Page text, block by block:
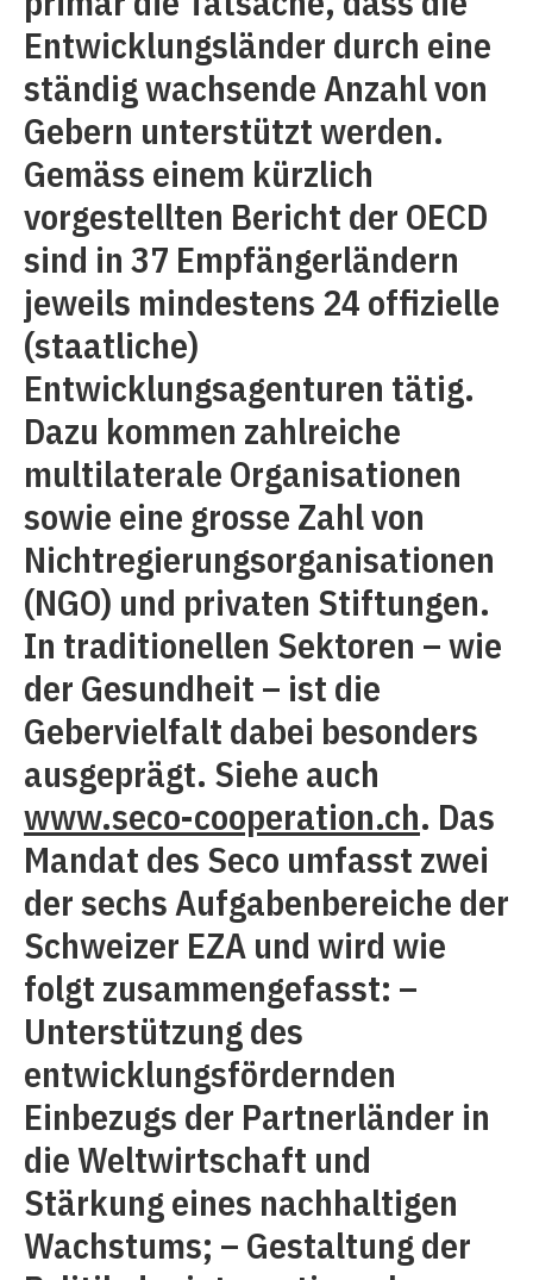
Entwicklungsländer durch eine
ständig wachsende Anzahl von
Gebern unterstützt werden.
Gemäss einem kürzlich
vorgestellten Bericht der OECD
sind in 37 Empfängerländern
jeweils mindestens 24 offizielle
(staatliche)
Entwicklungsagenturen tätig.
Dazu kommen zahlreiche
multilaterale Organisationen
sowie eine grosse Zahl von
Nichtregierungsorganisationen
(NGO) und privaten Stiftungen.
In traditionellen Sektoren – wie
der Gesundheit – ist die
Gebervielfalt dabei besonders
ausgeprägt. Siehe auch
www.seco-cooperation.ch. Das
Mandat des Seco umfasst zwei
der sechs Aufgabenbereiche der
Schweizer EZA und wird wie
folgt zusammengefasst: –
Unterstützung des
entwicklungsfördernden
Einbezugs der Partnerländer in
die Weltwirtschaft und
Stärkung eines nachhaltigen
Wachstums; – Gestaltung der